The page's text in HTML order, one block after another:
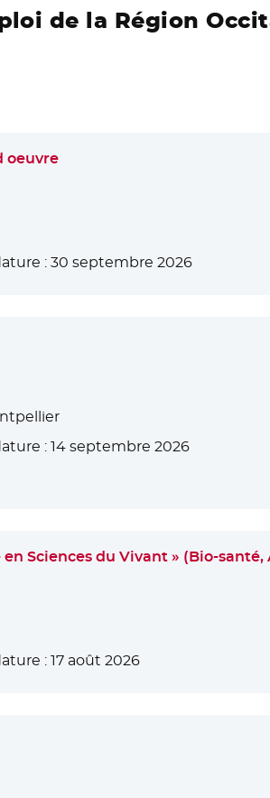
de la Région
oeuvre
:30 septembre 2026
:14 septembre 2026
en Sciences du Vivant » (Bio-
:17 août 2026